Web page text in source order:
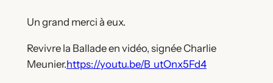
Un grand merci à eux.
Revivre la Ballade en vidéo, signée Charlie
Meunier.https://youtu.be/B_utOnx5Fd4